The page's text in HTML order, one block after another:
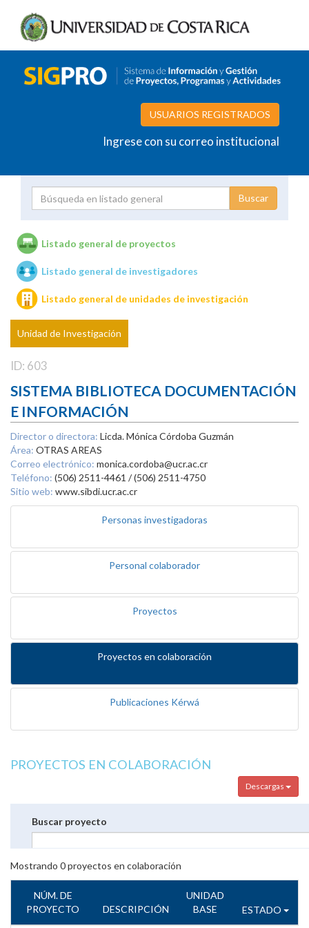
USUARIOS REGISTRADOS
Ingrese con su correo institucional
Unidades de investigación
Listado general de proyectos
Listado general de investigadores
Listado general de unidades de investigación
Unidad de Investigación
ID: 603
SISTEMA BIBLIOTECA DOCUMENTACIÓN
E INFORMACIÓN
Director o directora: Licda. Mónica Córdoba Guzmán
Área: OTRAS AREAS
Correo electrónico: monica.cordoba@ucr.ac.cr
Teléfono: (506) 2511-4461 / (506) 2511-4750
Sitio web: www.sibdi.ucr.ac.cr
Personas investigadoras
Personal colaborador
Proyectos
Proyectos en colaboración
Publicaciones Kérwá
PROYECTOS EN COLABORACIÓN
Descargas
Buscar proyecto
Mostrando 0proyectos en colaboración
NÚM. DE
PROYECTO
DESCRIPCIÓN
UNIDAD
BASE
ESTADO